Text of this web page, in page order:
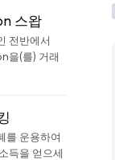
스왑
전반에서
을(를) 거래
를 운용하여
득을 얻으세